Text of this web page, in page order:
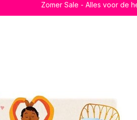
Zomer Sale - Alles voor de